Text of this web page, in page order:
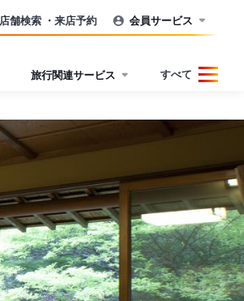
店舗検索 ・来店予約 会員サービス
旅行関連サービス すべて